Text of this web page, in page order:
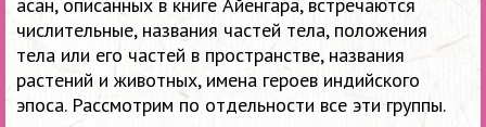
асан, описанных в книге Айенгара, встречаются
числительные, названия частей тела, положения
тела или его частей в пространстве, названия
растений и животных, имена героев индийского
эпоса. Рассмотрим по отдельности все эти группы.